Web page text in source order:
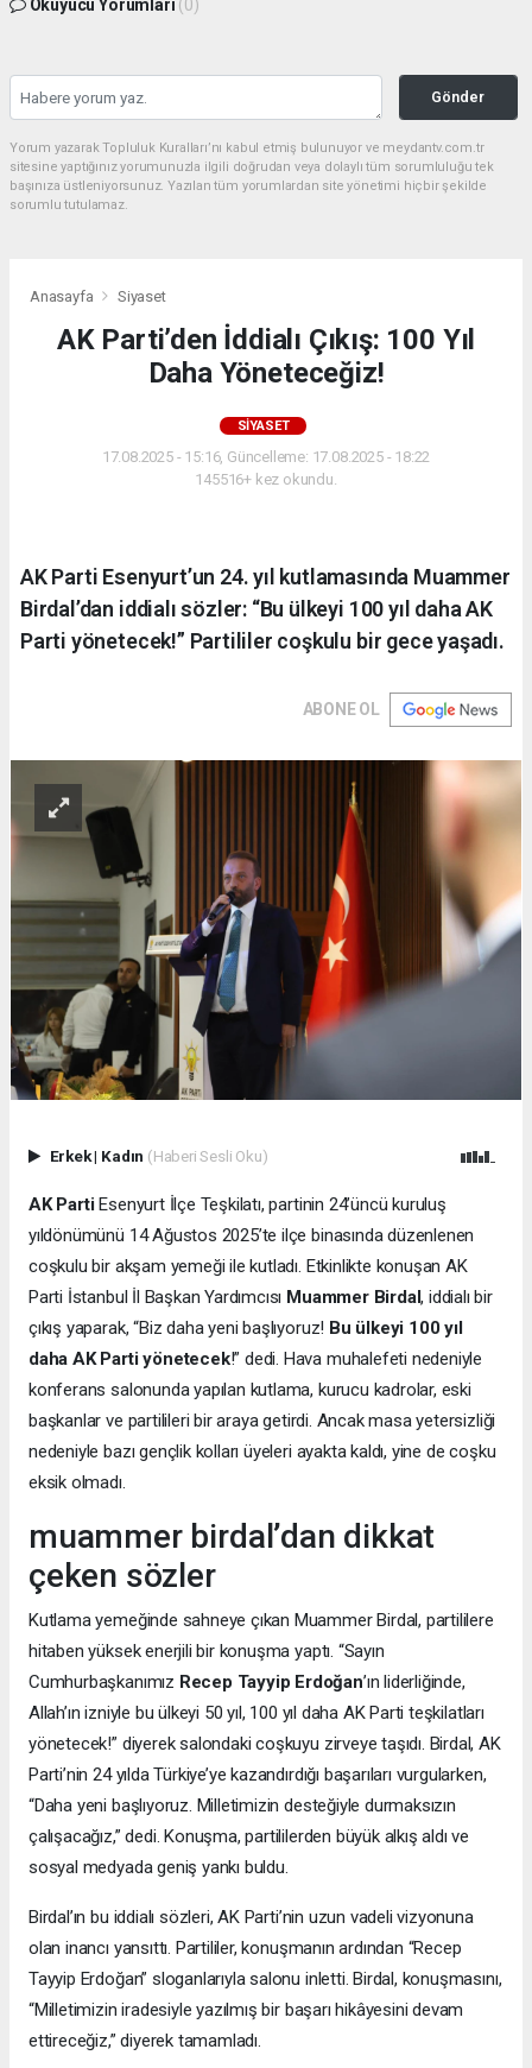
Okuyucu Yorumları (0)
Gönder
Yorum yazarak Topluluk Kuralları’nı kabul etmiş bulunuyor ve meydantv.com.tr
sitesine yaptığınız yorumunuzla ilgili doğrudan veya dolaylı tüm sorumluluğu tek
başınıza üstleniyorsunuz. Yazılan tüm yorumlardan site yönetimi hiçbir şekilde
sorumlu tutulamaz.
Anasayfa Siyaset
AK Parti’den İddialı Çıkış: 100 Yıl
Daha Yöneteceğiz!
SIYASET
17.08.2025 - 15:16, Güncelleme: 17.08.2025 - 18:22
145516+ kez okundu.
AK Parti Esenyurt’un 24. yıl kutlamasında Muammer
Birdal’dan iddialı sözler: “Bu ülkeyi 100 yıl daha AK
Parti yönetecek!” Partililer coşkulu bir gece yaşadı.
ABONE OL
Erkek| Kadın (Haberi Sesli Oku)
AK PartiEsenyurt İlçe Teşkilatı, partinin 24’üncü kuruluş
yıldönümünü 14 Ağustos 2025’te ilçe binasında düzenlenen
coşkulu bir akşam yemeği ile kutladı. Etkinlikte konuşan AK
Parti İstanbul İl Başkan Yardımcısı Muammer Birdal, iddialı bir
çıkış yaparak, “Biz daha yeni başlıyoruz! Bu ülkeyi 100 yıl
daha AK Parti yönetecek!” dedi. Hava muhalefeti nedeniyle
konferans salonunda yapılan kutlama, kurucu kadrolar, eski
başkanlar ve partilileri bir araya getirdi. Ancak masa yetersizliği
nedeniyle bazı gençlik kolları üyeleri ayakta kaldı, yine de coşku
eksik olmadı.
muammer birdal’dan dikkat
çeken sözler
Kutlama yemeğinde sahneye çıkan Muammer Birdal, partililere
hitaben yüksek enerjili bir konuşma yaptı. “Sayın
Cumhurbaşkanımız Recep Tayyip Erdoğan’ın liderliğinde,
Allah’ın izniyle bu ülkeyi 50 yıl, 100 yıl daha AK Parti teşkilatları
yönetecek!” diyerek salondaki coşkuyu zirveye taşıdı. Birdal, AK
Parti’nin 24 yılda Türkiye’ye kazandırdığı başarıları vurgularken,
“Daha yeni başlıyoruz. Milletimizin desteğiyle durmaksızın
çalışacağız,” dedi. Konuşma, partililerden büyük alkış aldı ve
sosyal medyada geniş yankı buldu.
Birdal’ın bu iddialı sözleri, AK Parti’nin uzun vadeli vizyonuna
olan inancı yansıttı. Partililer, konuşmanın ardından “Recep
Tayyip Erdoğan” sloganlarıyla salonu inletti. Birdal, konuşmasını,
“Milletimizin iradesiyle yazılmış bir başarı hikâyesini devam
ettireceğiz,” diyerek tamamladı.